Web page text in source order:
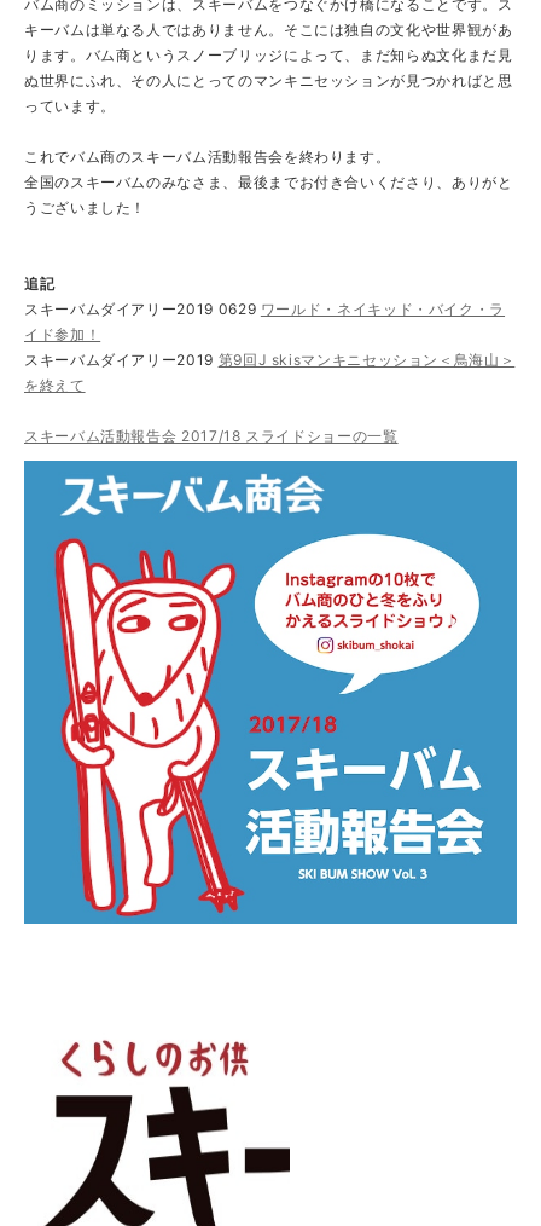
バム商のミッションは、スキーバムをつなぐかけ橋になることです。ス
キーバムは単なる人ではありません。そこには独自の文化や世界観があ
ります。バム商というスノーブリッジによって、まだ知らぬ文化まだ見
ぬ世界にふれ、その人にとってのマンキニセッションが見つかればと思
っています。
これでバム商のスキーバム活動報告会を終わります。
全国のスキーバムのみなさま、最後までお付き合いくださり、ありがと
うございました！
追記
スキーバムダイアリー2019 0629 ワールド・ネイキッド・バイク・ラ
イド参加！
スキーバムダイアリー2019 第9回J skisマンキニセッション＜鳥海山＞
を終えて
スキーバム活動報告会 2017/18 スライドショーの一覧